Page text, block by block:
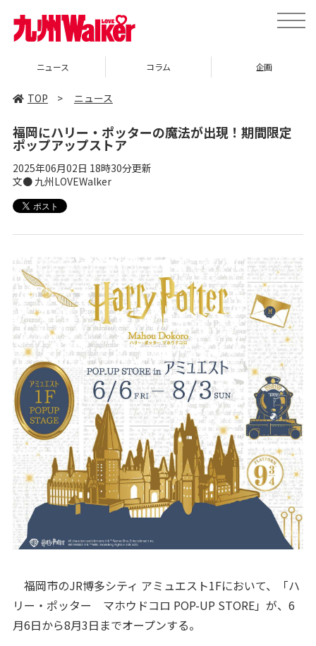
toggle
ニュース コラム 企画
TOP > ニュース
福岡にハリー・ポッターの魔法が出現！期間限定
ポップアップストア
2025年06月02日 18時30分更新
文● 九州LOVEWalker
福岡市のJR博多シティ アミュエスト1Fにおいて、「ハ
リー・ポッター マホウドコロ POP-UP STORE」が、6
月6日から8月3日までオープンする。